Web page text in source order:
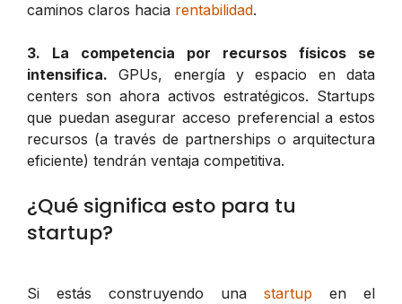
caminos claros hacia rentabilidad.
3. La competencia por recursos físicos se
intensifica. GPUs, energía y espacio en data
centers son ahora activos estratégicos. Startups
que puedan asegurar acceso preferencial a estos
recursos (a través de partnerships o arquitectura
eficiente) tendrán ventaja competitiva.
¿Qué significa esto para tu
startup?
Si estás construyendo una startup en el